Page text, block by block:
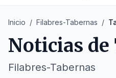
Inicio / Filabres-Tabernas /
Noticias de
Filabres-Tabernas